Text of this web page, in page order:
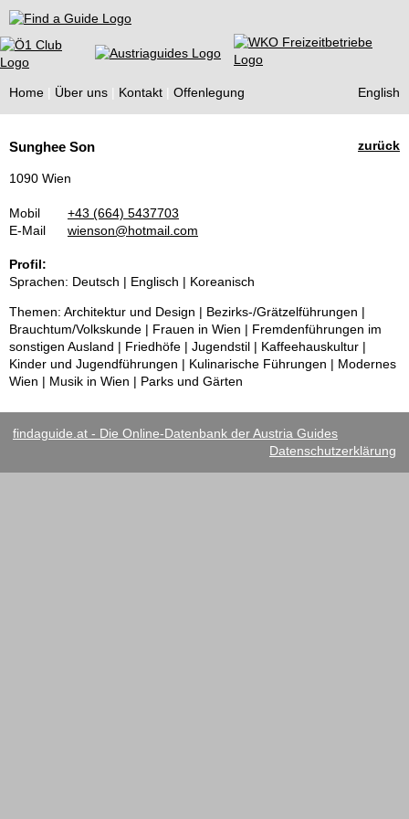
Find a Guide
Home Über uns Kontakt Offenlegung English
Guides
zurück
Sunghee Son
1090 Wien
Mobil
+43 (664) 5437703
E-Mail
wienson@hotmail.com
Profil:
Sprachen: Deutsch | Englisch | Koreanisch
Themen: Architektur und Design | Bezirks-/Grätzelführungen |
Brauchtum/Volkskunde | Frauen in Wien | Fremdenführungen im
sonstigen Ausland | Friedhöfe | Jugendstil | Kaffeehauskultur |
Kinder und Jugendführungen | Kulinarische Führungen | Modernes
Wien | Musik in Wien | Parks und Gärten
findaguide.at - Die Online-Datenbank der Austria Guides
Datenschutzerklärung